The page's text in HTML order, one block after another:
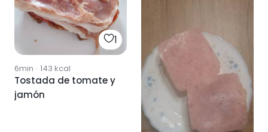
1
6min · 143 kcal
Tostada de tomate y
jamón